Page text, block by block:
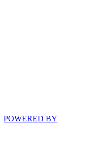
POWERED BY